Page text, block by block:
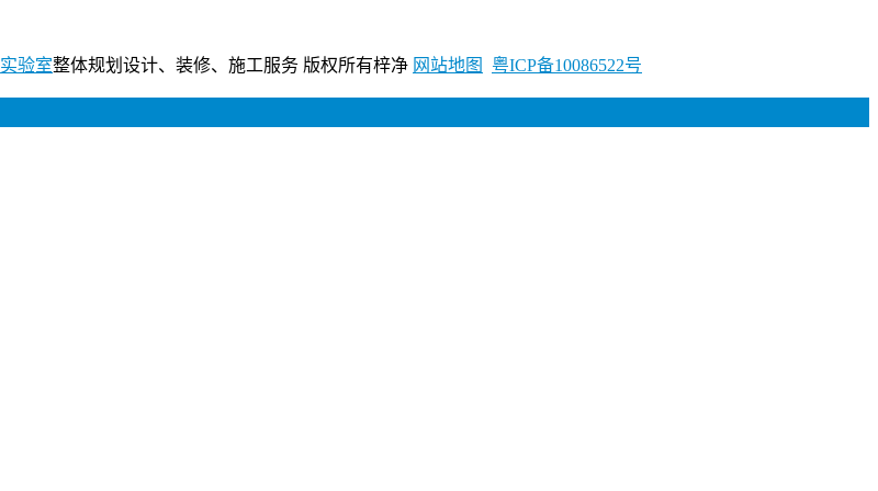
实验室整体规划设计、装修、施工服务 版权所有梓净 网站地图 粤ICP备10086522号